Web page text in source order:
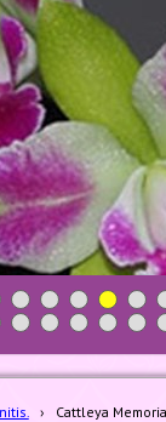
3 4 5 6 7
8
21 22 23 24 25
› Cattleya